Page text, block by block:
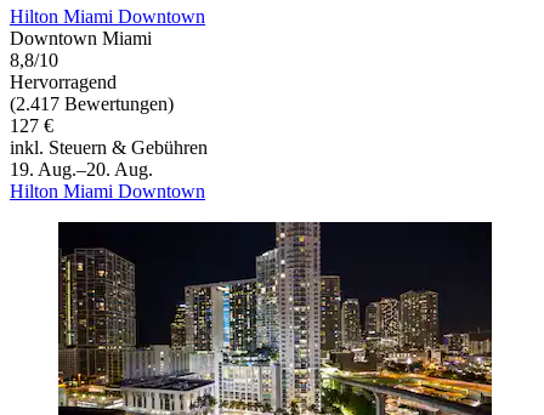
Hilton Miami Downtown
Downtown Miami
8,8/10
Hervorragend
(2.417 Bewertungen)
127 €
inkl. Steuern & Gebühren
19. Aug.–20. Aug.
Hilton Miami Downtown